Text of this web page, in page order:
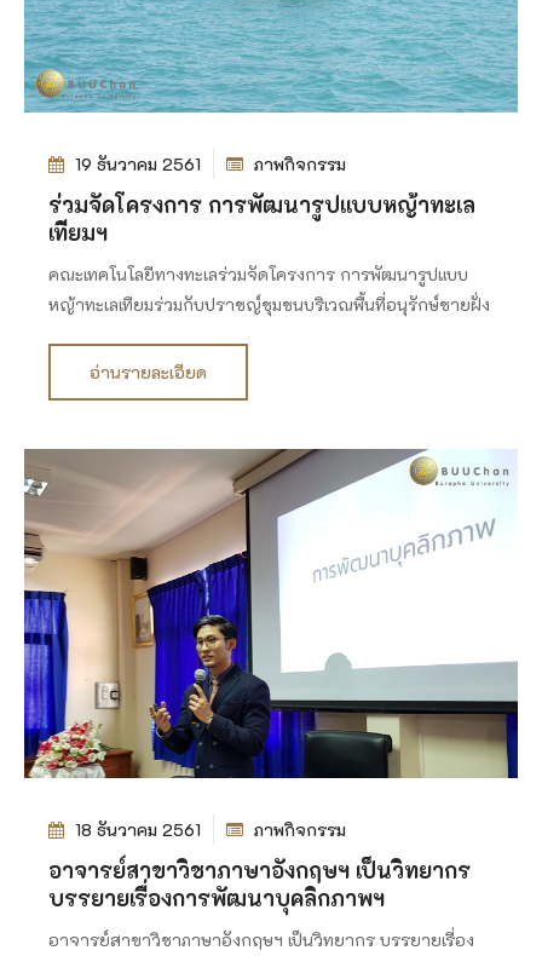
19 ธันวาคม 2561 ภาพกิจกรรม
ร่วมจัดโครงการ การพัฒนารูปแบบหญ้าทะเล
เทียมฯ
คณะเทคโนโลยีทางทะเลร่วมจัดโครงการ การพัฒนารูปแบบ
หญ้าทะเลเทียมร่วมกับปราชญ์ชุมชนบริเวณพื้นที่อนุรักษ์ชายฝั่ง
อ่านรายละเอียด
18 ธันวาคม 2561 ภาพกิจกรรม
อาจารย์สาขาวิชาภาษาอังกฤษฯ เป็นวิทยากร
บรรยายเรื่องการพัฒนาบุคลิกภาพฯ
อาจารย์สาขาวิชาภาษาอังกฤษฯ เป็นวิทยากร บรรยายเรื่อง